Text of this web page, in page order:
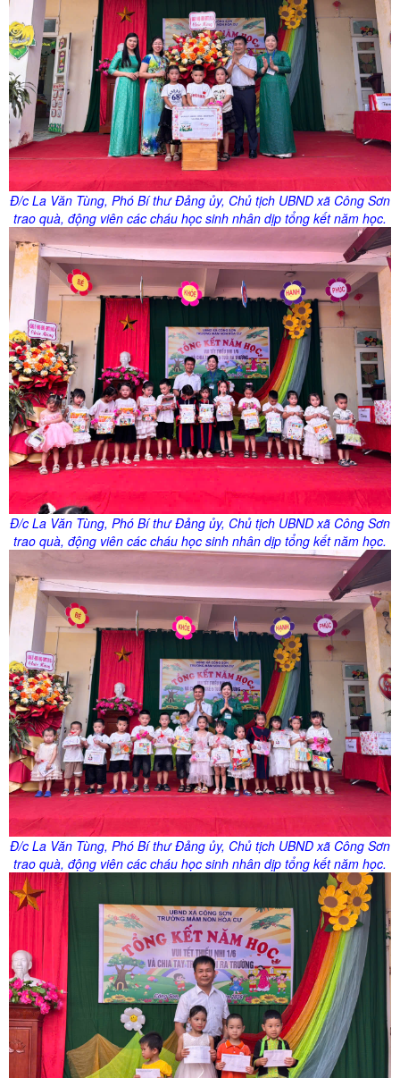
Đ/c La Văn Tùng, Phó Bí thư Đảng ủy, Chủ tịch UBND xã Công Sơn
trao quà, động viên các cháu học sinh nhân dịp tổng kết năm học.
Đ/c La Văn Tùng, Phó Bí thư Đảng ủy, Chủ tịch UBND xã Công Sơn
trao quà, động viên các cháu học sinh nhân dịp tổng kết năm học.
Đ/c La Văn Tùng, Phó Bí thư Đảng ủy, Chủ tịch UBND xã Công Sơn
trao quà, động viên các cháu học sinh nhân dịp tổng kết năm học.